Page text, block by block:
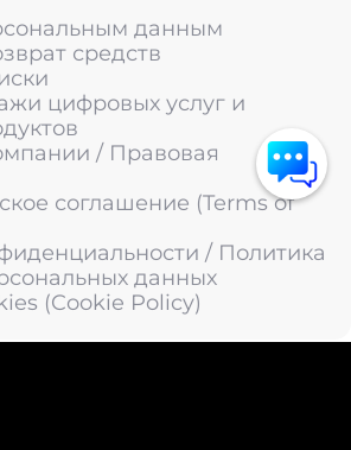
данным
средств
цифровых услуг и
/ Правовая
соглашение (Terms of
/ Политика
данных
(Cookie Policy)